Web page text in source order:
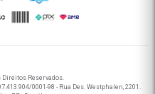
Direitos Reservados.
0001-98 - Rua Des. Westphalen, 2201.